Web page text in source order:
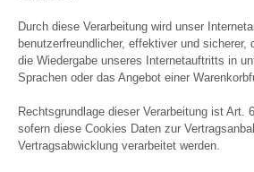
Durch diese Verarbeitung wird unser
benutzerfreundlicher, effektiver und sicherer,
die Wiedergabe unseres Internetauftritts in
Sprachen oder das Angebot einer
Rechtsgrundlage dieser Verarbeitung ist Art.
sofern diese Cookies Daten zur
Vertragsabwicklung verarbeitet werden.